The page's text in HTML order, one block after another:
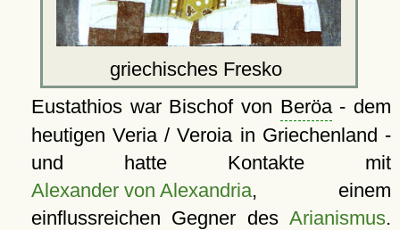
griechisches Fresko
Eustathios war Bischof von Beröa- dem
heutigen Veria / Veroia in Griechenland -
und hatte Kontakte mit
Alexander von Alexandria, einem
einflussreichen Gegner des Arianismus.